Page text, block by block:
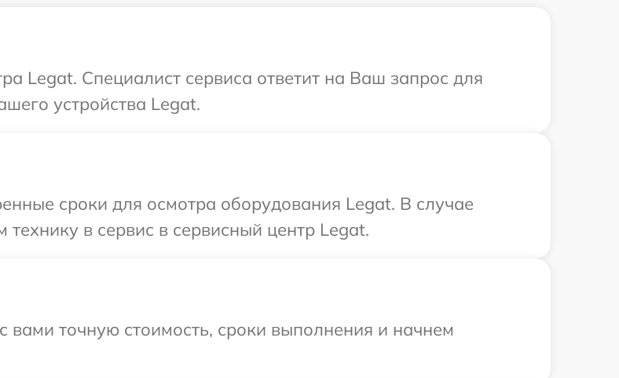
Legat. Специалист сервиса ответит на Ваш запрос для
устройства Legat.
сроки для осмотра оборудования Legat. В случае
в сервис в сервисный центр Legat.
вами точную стоимость, сроки выполнения и начнем